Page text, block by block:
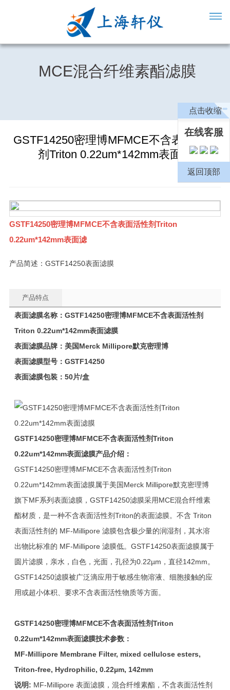
MCE混合纤维素酯滤膜
GSTF14250密理博MFMCE不含表面活性
剂Triton 0.22um*142mm表面滤
GSTF14250密理博MFMCE不含表面活性剂Triton
0.22um*142mm表面滤
产品简述：GSTF14250表面滤膜
产品特点
表面滤膜名称： GSTF14250密理博MFMCE不含表面活性剂
Triton 0.22um*142mm表面滤膜
表面滤膜品牌：美国Merck Millipore默克密理博
表面滤膜型号：GSTF14250
表面滤膜包装：50片/盒
GSTF14250密理博MFMCE不含表面活性剂Triton
0.22um*142mm表面滤膜产品介绍：
GSTF14250密理博MFMCE不含表面活性剂Triton
0.22um*142mm表面滤膜属于美国Merck Millipore默克密理博
旗下MF系列表面滤膜，GSTF14250滤膜采用MCE混合纤维素
酯材质，是一种不含表面活性剂Triton的表面滤膜。不含 Triton
表面活性剂的 MF-Millipore 滤膜包含极少量的润湿剂，其水溶
出物比标准的 MF-Millipore 滤膜低。GSTF14250表面滤膜属于
圆片滤膜，亲水，白色，光面，孔径为0.22µm，直径142mm。
GSTF14250滤膜被广泛滴应用于敏感生物溶液、细胞接触的应
用或超小体积、要求不含表面活性物质等方面。
GSTF14250密理博MFMCE不含表面活性剂Triton
0.22um*142mm表面滤膜技术参数：
MF-Millipore Membrane Filter, mixed cellulose esters,
Triton-free, Hydrophilic, 0.22µm, 142mm
说明: MF-Millipore 表面滤膜，混合纤维素酯，不含表面活性剂
点击收缩
在线客服
返回顶部